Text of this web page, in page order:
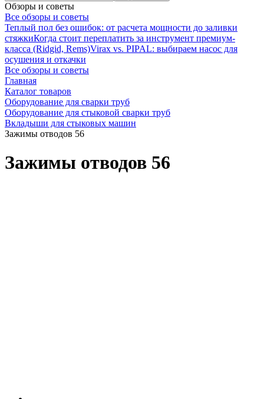
Обзоры и советы
Все обзоры и советы
Теплый пол без ошибок: от расчета мощности до заливки
стяжкиКогда стоит переплатить за инструмент премиум-
класса (Ridgid, Rems)Virax vs. PIPAL: выбираем насос для
осушения и откачки
Все обзоры и советы
Главная
Каталог товаров
Оборудование для сварки труб
Оборудование для стыковой сварки труб
Вкладыши для стыковых машин
Зажимы отводов 56
Зажимы отводов 56